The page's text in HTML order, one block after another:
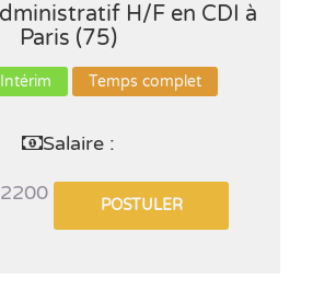
H/F en CDI à
Paris (75)
Intérim Temps complet
Salaire :
POSTULER